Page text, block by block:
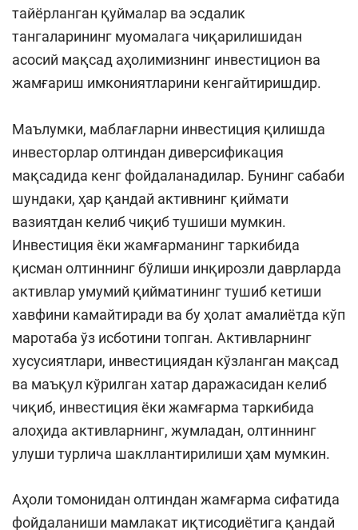
тайёрланган қуймалар ва эсдалик
тангаларининг муомалага чиқарилишидан
асосий мақсад аҳолимизнинг инвестицион ва
жамғариш имкониятларини кенгайтиришдир.
Маълумки, маблағларни инвестиция қилишда
инвесторлар олтиндан диверсификация
мақсадида кенг фойдаланадилар. Бунинг сабаби
шундаки, ҳар қандай активнинг қиймати
вазиятдан келиб чиқиб тушиши мумкин.
Инвестиция ёки жамғарманинг таркибида
қисман олтиннинг бўлиши инқирозли даврларда
активлар умумий қийматининг тушиб кетиши
хавфини камайтиради ва бу ҳолат амалиётда кўп
маротаба ўз исботини топган. Активларнинг
хусусиятлари, инвестициядан кўзланган мақсад
ва маъқул кўрилган хатар даражасидан келиб
чиқиб, инвестиция ёки жамғарма таркибида
алоҳида активларнинг, жумладан, олтиннинг
улуши турлича шакллантирилиши ҳам мумкин.
Аҳоли томонидан олтиндан жамғарма сифатида
фойдаланиши мамлакат иқтисодиётига қандай